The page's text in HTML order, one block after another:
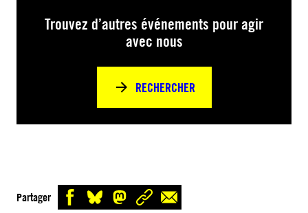
Trouvez d’autres événements pour agir
avec nous
RECHERCHER
Partager